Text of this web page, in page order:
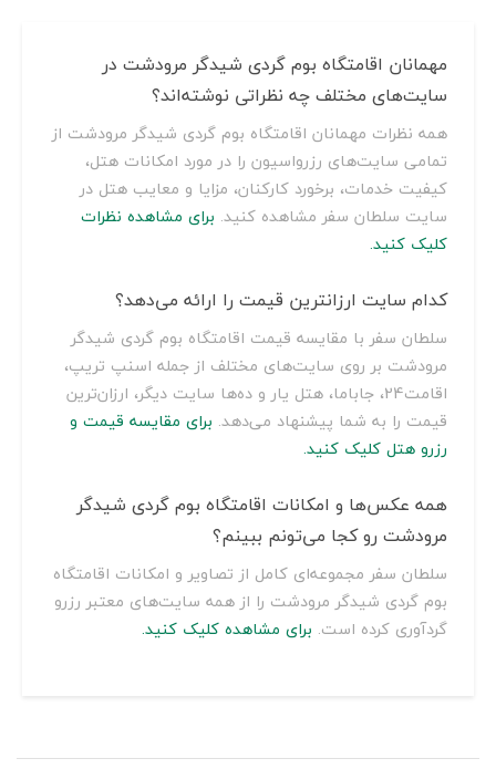
مهمانان اقامتگاه بوم گردی شیدگر مرودشت در
سایت‌های مختلف چه نظراتی نوشته‌اند؟
همه نظرات مهمانان اقامتگاه بوم گردی شیدگر مرودشت از
تمامی سایت‌های رزرواسیون را در مورد امکانات هتل،
کیفیت خدمات، برخورد کارکنان، مزایا و معایب هتل در
سایت سلطان سفر مشاهده کنید. برای مشاهده نظرات
کلیک کنید.
کدام سایت ارزانترین قیمت را ارائه می‌دهد؟
سلطان سفر با مقایسه قیمت اقامتگاه بوم گردی شیدگر
مرودشت بر روی سایت‌های مختلف از جمله اسنپ تریپ،
اقامت24، جاباما، هتل یار و ده‌ها سایت دیگر، ارزان‌ترین
قیمت را به شما پیشنهاد می‌دهد. برای مقایسه قیمت و
رزرو هتل کلیک کنید.
همه عکس‌ها و امکانات اقامتگاه بوم گردی شیدگر
مرودشت رو کجا می‌تونم ببینم؟
سلطان سفر مجموعه‌ای کامل از تصاویر و امکانات اقامتگاه
بوم گردی شیدگر مرودشت را از همه سایت‌های معتبر رزرو
گردآوری کرده است. برای مشاهده کلیک کنید.